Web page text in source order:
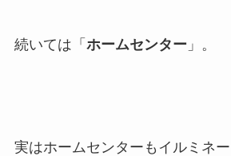
続いては「 ホームセンター 」。
実はホームセンターもイルミネ